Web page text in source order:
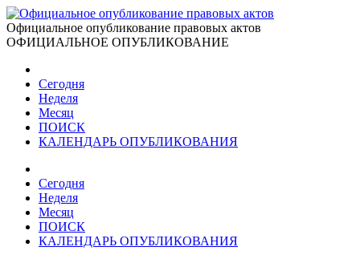
Официальное опубликование правовых актов
ОФИЦИАЛЬНОЕ ОПУБЛИКОВАНИЕ
Сегодня
Неделя
Месяц
ПОИСК
КАЛЕНДАРЬ ОПУБЛИКОВАНИЯ
Сегодня
Неделя
Месяц
ПОИСК
КАЛЕНДАРЬ ОПУБЛИКОВАНИЯ